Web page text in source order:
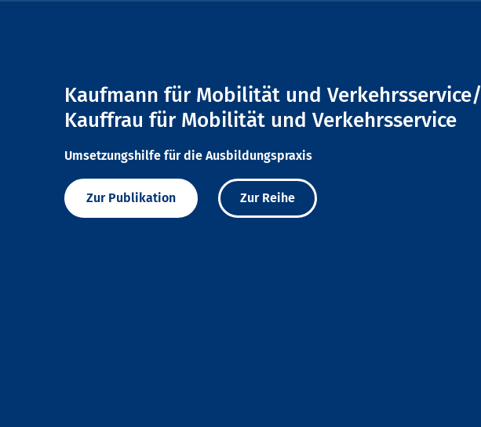
Kaufmann für Mobilität und Verkehrsservice/
Kauffrau für Mobilität und Verkehrsservice
Umsetzungshilfe für die Ausbildungspraxis
Zur Publikation Zur Reihe